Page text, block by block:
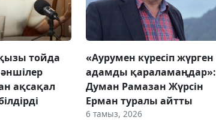
тойда
ақсақал
«Аурумен күресіп жүрген
адамды қараламаңдар»:
Думан Рамазан Жүрсін
Ерман туралы айтты
6 тамыз, 2026